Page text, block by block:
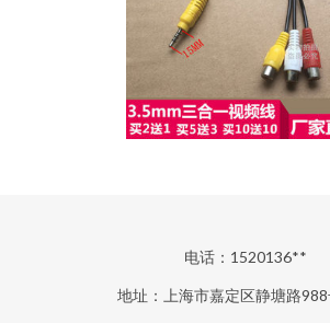
电话：1520136**
地址：上海市嘉定区静塘路988